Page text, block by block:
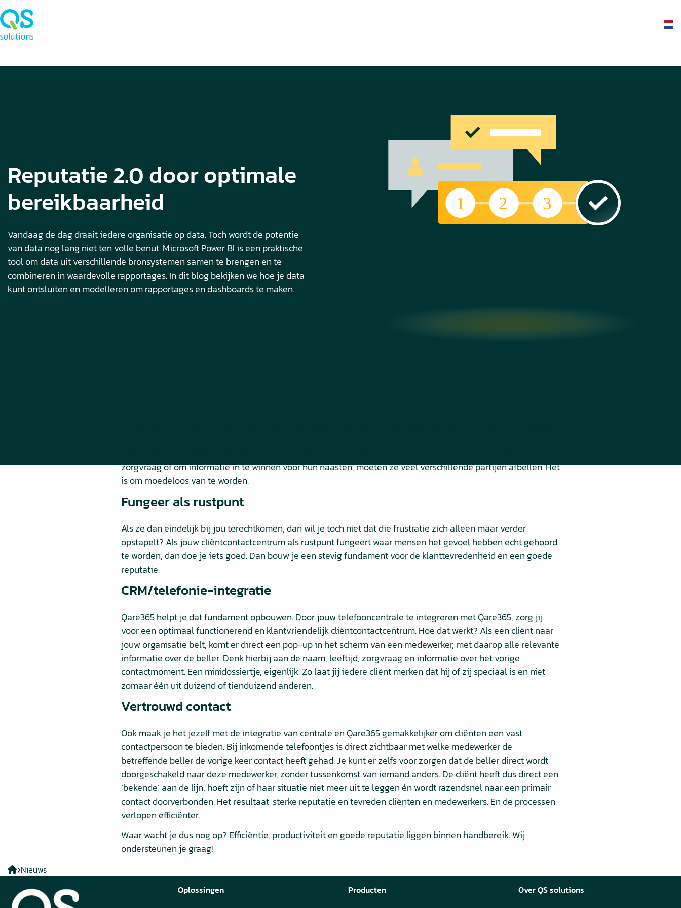
Reputatie 2.0 door optimale
bereikbaarheid
Vandaag de dag draait iedere organisatie op data. Toch wordt de potentie
van data nog lang niet ten volle benut. Microsoft Power BI is een praktische
tool om data uit verschillende bronsystemen samen te brengen en te
combineren in waardevolle rapportages. In dit blog bekijken we hoe je data
kunt ontsluiten en modelleren om rapportages en dashboards te maken.
zorgvraag of om informatie in te winnen voor hun naasten, moeten ze veel verschillende partijen afbellen. Het
is om moedeloos van te worden.
Fungeer als rustpunt
Als ze dan eindelijk bij jou terechtkomen, dan wil je toch niet dat die frustratie zich alleen maar verder
opstapelt? Als jouw cliëntcontactcentrum als rustpunt fungeert waar mensen het gevoel hebben echt gehoord
te worden, dan doe je iets goed. Dan bouw je een stevig fundament voor de klanttevredenheid en een goede
reputatie.
CRM/telefonie-integratie
Qare365 helpt je dat fundament opbouwen. Door jouw telefooncentrale te integreren met Qare365, zorg jij
voor een optimaal functionerend en klantvriendelijk cliëntcontactcentrum. Hoe dat werkt? Als een cliënt naar
jouw organisatie belt, komt er direct een pop-up in het scherm van een medewerker, met daarop alle relevante
informatie over de beller. Denk hierbij aan de naam, leeftijd, zorgvraag en informatie over het vorige
contactmoment. Een minidossiertje, eigenlijk. Zo laat jij iedere cliënt merken dat hij of zij speciaal is en niet
zomaar één uit duizend of tienduizend anderen.
Vertrouwd contact
Ook maak je het jezelf met de integratie van centrale en Qare365 gemakkelijker om cliënten een vast
contactpersoon te bieden. Bij inkomende telefoontjes is direct zichtbaar met welke medewerker de
betreffende beller de vorige keer contact heeft gehad. Je kunt er zelfs voor zorgen dat de beller direct wordt
doorgeschakeld naar deze medewerker, zonder tussenkomst van iemand anders. De cliënt heeft dus direct een
‘bekende’ aan de lijn, hoeft zijn of haar situatie niet meer uit te leggen én wordt razendsnel naar een primair
contact doorverbonden. Het resultaat: sterke reputatie en tevreden cliënten en medewerkers. En de processen
verlopen efficiënter.
Waar wacht je dus nog op? Efficiëntie, productiviteit en goede reputatie liggen binnen handbereik. Wij
ondersteunen je graag!
QSNieuws
Oplossingen
Producten Over QS solutions